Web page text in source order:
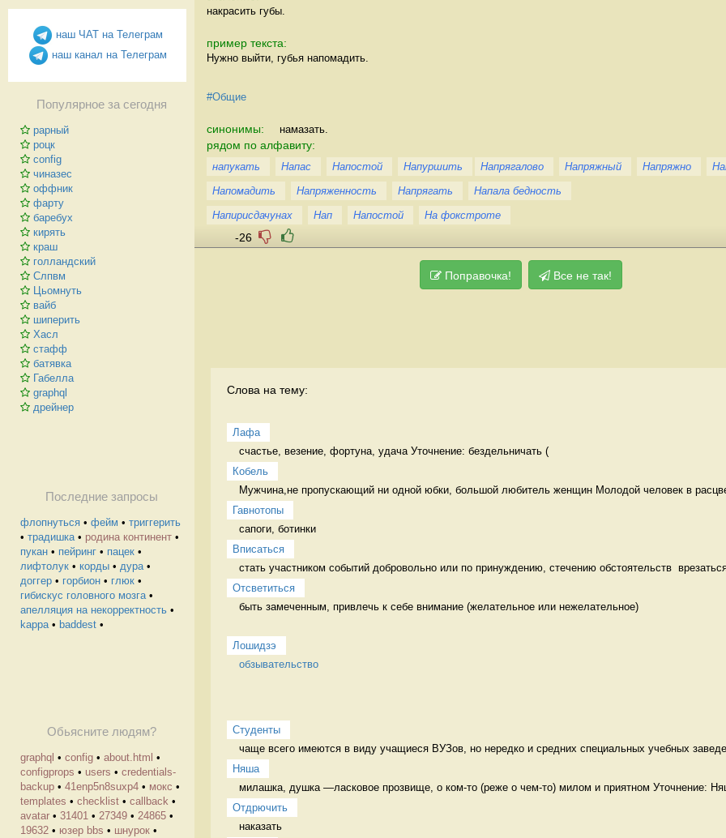
наш ЧАТ на Телеграм
наш канал на Телеграм
Популярное за сегодня
рарный
роцк
config
чиназес
оффник
фарту
баребух
кирять
краш
голландский
Слпвм
Цьомнуть
вайб
шиперить
Хасл
стафф
батявка
Габелла
graphql
дрейнер
Последние запросы
флопнуться • фейм • триггерить
• традишка• родина континент •
пукан • пейринг • пацек •
лифтолук • корды • дура•
доггер • горбион • глюк •
гибискус головного мозга•
апелляция на некорректность •
kappa• baddest •
Обьясните людям?
graphql • config • about.html •
configprops • users • credentials-
backup • 41enp5n8suxp4 • мокс •
templates • checklist • callback •
avatar • 31401 • 27349 • 24865 •
19632 • юзер bbs • шнурок •
накрасить губы.
пример текста:
Нужно выйти, губья напомадить.
#Общие
синонимы: намазать.
рядом по алфавиту:
напукать Напас Напостой Напуршить Напрягалово Напряжный Напряжно
Напомадить
Напряженность Напрягать
Напала бедность
Напирисдачунах
Нап Напостой На фокстроте
-26
Поправочка! Все не так!
Слова на тему:
Лафа
счастье, везение, фортуна, удача Уточнение: бездельничать (
Кобель
Мужчина,не пропускающий ни одной юбки, большой любитель женщин Молодой человек в
Гавнотопы
сапоги, ботинки
Вписаться
стать участником событий добровольно или по принуждению, стечению обстоятельств
Отсветиться
быть замеченным, привлечь к себе внимание (желательное или нежелательное)
Лошидзэ
обзывательство
Студенты
чаще всего имеются в виду учащиеся ВУЗов, но нередко и средних специальных учебных
Няша
милашка, душка —ласковое прозвище, о ком-то (реже о чем-то) милом и приятном Уточнение:
Отдрючить
наказать